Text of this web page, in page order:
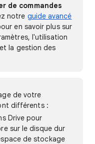
de commandes
notre guide avancé
en savoir plus sur
l'utilisation
la gestion des
de votre
différents :
Drive pour
sur le disque dur
de stockage